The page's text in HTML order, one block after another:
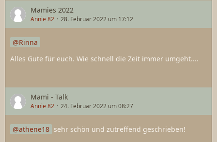
Mamies 2022
Annie 82 28. Februar 2022 um 17:12
Rinna
Alles Gute für euch. Wie schnell die Zeit immer umgeht....
Mami - Talk
Annie 82 24. Februar 2022 um 08:27
athene18 sehr schön und zutreffend geschrieben!